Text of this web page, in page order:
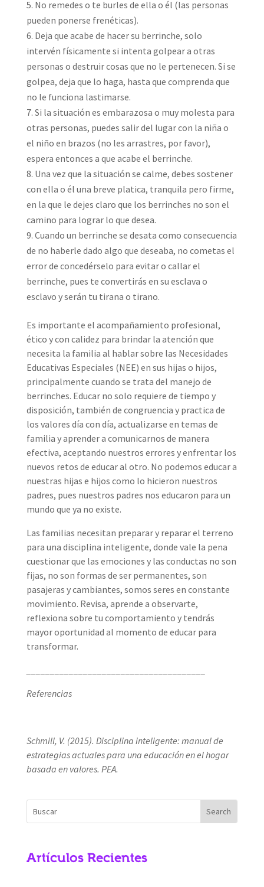
No remedes o te burles de ella o él (las personas
pueden ponerse frenéticas).
Deja que acabe de hacer su berrinche, solo
intervén físicamente si intenta golpear a otras
personas o destruir cosas que no le pertenecen. Si se
golpea, deja que lo haga, hasta que comprenda que
no le funciona lastimarse.
Si la situación es embarazosa o muy molesta para
otras personas, puedes salir del lugar con la niña o
el niño en brazos (no les arrastres, por favor),
espera entonces a que acabe el berrinche.
Una vez que la situación se calme, debes sostener
con ella o él una breve platica, tranquila pero firme,
en la que le dejes claro que los berrinches no son el
camino para lograr lo que desea.
Cuando un berrinche se desata como consecuencia
de no haberle dado algo que deseaba, no cometas el
error de concedérselo para evitar o callar el
berrinche, pues te convertirás en su esclava o
esclavo y serán tu tirana o tirano.
Es importante el acompañamiento profesional,
ético y con calidez para brindar la atención que
necesita la familia al hablar sobre las Necesidades
Educativas Especiales (NEE) en sus hijas o hijos,
principalmente cuando se trata del manejo de
berrinches. Educar no solo requiere de tiempo y
disposición, también de congruencia y practica de
los valores día con día, actualizarse en temas de
familia y aprender a comunicarnos de manera
efectiva, aceptando nuestros errores y enfrentar los
nuevos retos de educar al otro. No podemos educar a
nuestras hijas e hijos como lo hicieron nuestros
padres, pues nuestros padres nos educaron para un
mundo que ya no existe.
Las familias necesitan preparar y reparar el terreno
para una disciplina inteligente, donde vale la pena
cuestionar que las emociones y las conductas no son
fijas, no son formas de ser permanentes, son
pasajeras y cambiantes, somos seres en constante
movimiento. Revisa, aprende a observarte,
reflexiona sobre tu comportamiento y tendrás
mayor oportunidad al momento de educar para
transformar.
Referencias
Schmill, V. (2015). Disciplina inteligente: manual de
estrategias actuales para una educación en el hogar
basada en valores. PEA.
Artículos Recientes